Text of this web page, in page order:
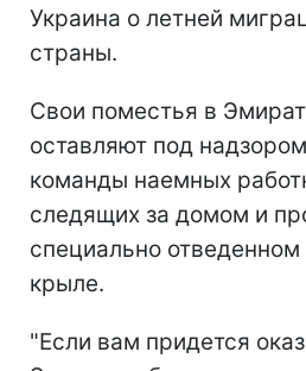
Украина о летней
страны.
Свои поместья в
оставляют под
команды наемных
следящих за домом и
специально отведенном
крыле.
"Если вам придется